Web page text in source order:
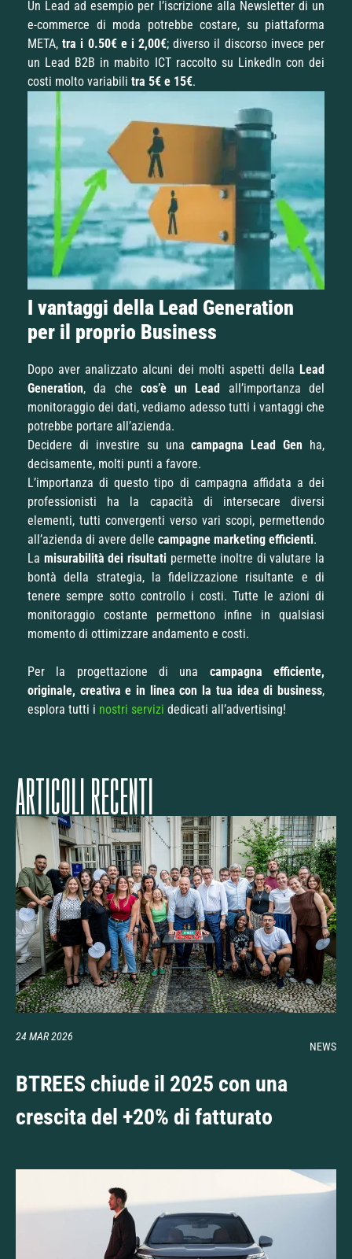
Un Lead ad esempio per l’iscrizione alla Newsletter di un
e-commerce di moda potrebbe costare, su piattaforma
META,tra i 0.50€ e i 2,00€; diverso il discorso invece per
un Lead B2B in mabito ICT raccolto su LinkedIn con dei
costi molto variabili tra 5€ e 15€.
I vantaggi della Lead Generation
per il proprio Business
Dopo aver analizzato alcuni dei molti aspetti della Lead
Generation, da che cos’è un Lead all’importanza del
monitoraggio dei dati, vediamo adesso tutti i vantaggi che
potrebbe portare all’azienda.
Decidere di investire su unacampagna Lead Gen ha,
decisamente, molti punti a favore.
L’importanza di questo tipo di campagna affidata a dei
professionisti ha la capacità di intersecare diversi
elementi, tutti convergenti verso vari scopi, permettendo
all’azienda di avere delle campagne marketing efficienti.
La misurabilità dei risultatipermette inoltre di valutare la
bontà della strategia, la fidelizzazione risultante e di
tenere sempre sotto controllo i costi. Tutte le azioni di
monitoraggio costante permettono infine in qualsiasi
momento di ottimizzare andamento e costi.
Per la progettazione di una campagna efficiente,
originale, creativa e in linea con la tua idea di business,
esplora tutti i nostri servizi dedicati all’advertising!
ARTICOLI RECENTI
24 MAR 2026
NEWS
BTREES chiude il 2025 con una
crescita del +20% di fatturato